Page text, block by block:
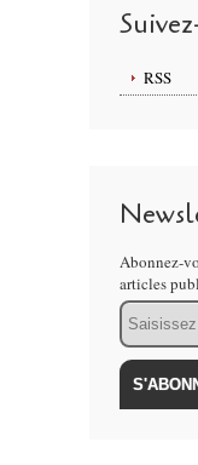
RSS
Abonnez-
articles
Email